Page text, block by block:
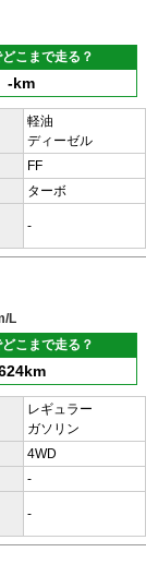
こまで走る？
-km
軽油
ディーゼル
FF
ターボ
-
L
こまで走る？
レギュラー
ガソリン
4WD
-
-